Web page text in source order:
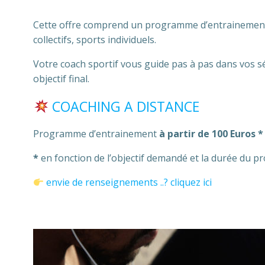
Cette offre comprend un programme
collectifs, sports individuels.
Votre coach sportif vous guide pas à pas dans vos
objectif final.
COACHING A DISTANCE
Programme d’entrainement à partir de 100 Euros *
*en fonction de l’objectif demandé et la durée du
envie de renseignements ..? cliquez ici